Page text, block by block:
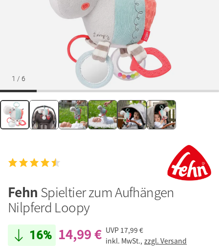
1 / 6
Fehn Spieltier zum Aufhängen
Nilpferd Loopy
16% 14,99 € UVP 17,99 €
inkl. MwSt., zzgl. Versand